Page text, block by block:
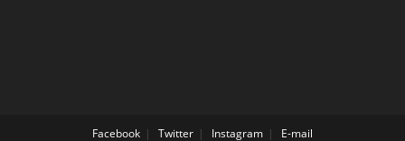
Facebook Twitter Instagram E-mail